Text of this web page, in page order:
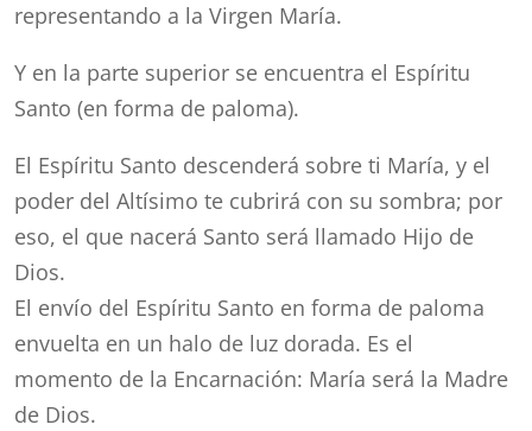
representando a la Virgen María.
Y en la parte superior se encuentra el Espíritu
Santo (en forma de paloma).
El Espíritu Santo descenderá sobre ti María, y el
poder del Altísimo te cubrirá con su sombra; por
eso, el que nacerá Santo será llamado Hijo de
Dios.
El envío del Espíritu Santo en forma de paloma
envuelta en un halo de luz dorada. Es el
momento de la Encarnación: María será la Madre
de Dios.